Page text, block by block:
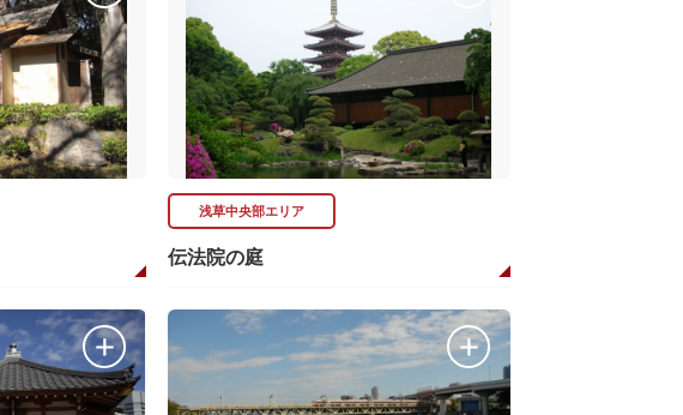
浅草中央部エリア
伝法院の庭